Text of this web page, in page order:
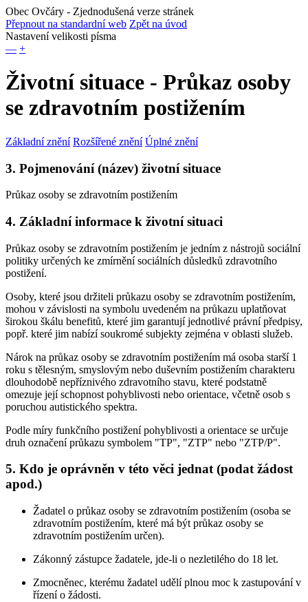
Obec Ovčáry - Zjednodušená verze stránek
Přepnout na standardní web Zpět na úvod
Nastavení velikosti písma
— +
Životní situace - Průkaz osoby
se zdravotním postižením
Základní znění Rozšířené znění Úplné znění
3. Pojmenování (název) životní situace
Průkaz osoby se zdravotním postižením
4. Základní informace k životní situaci
Průkaz osoby se zdravotním postižením je jedním z nástrojů sociální
politiky určených ke zmírnění sociálních důsledků zdravotního
postižení.
Osoby, které jsou držiteli průkazu osoby se zdravotním postižením,
mohou v závislosti na symbolu uvedeném na průkazu uplatňovat
širokou škálu benefitů, které jim garantují jednotlivé právní předpisy,
popř. které jim nabízí soukromé subjekty zejména v oblasti služeb.
Nárok na průkaz osoby se zdravotním postižením má osoba starší 1
roku s tělesným, smyslovým nebo duševním postižením charakteru
dlouhodobě nepříznivého zdravotního stavu, které podstatně
omezuje její schopnost pohyblivosti nebo orientace, včetně osob s
poruchou autistického spektra.
Podle míry funkčního postižení pohyblivosti a orientace se určuje
druh označení průkazu symbolem "TP", "ZTP" nebo "ZTP/P".
5. Kdo je oprávněn v této věci jednat (podat žádost
apod.)
Žadatel o průkaz osoby se zdravotním postižením (osoba se
zdravotním postižením, které má být průkaz osoby se
zdravotním postižením určen).
Zákonný zástupce žadatele, jde-li o nezletilého do 18 let.
Zmocněnec, kterému žadatel udělí plnou moc k zastupování v
řízení o žádosti.